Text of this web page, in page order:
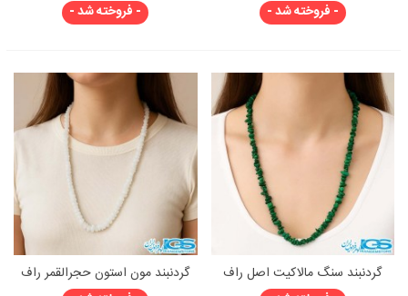
- فروخته شد -
- فروخته شد -
گردنبند سنگ مالاکیت اصل راف
گردنبند مون استون حجرالقمر راف